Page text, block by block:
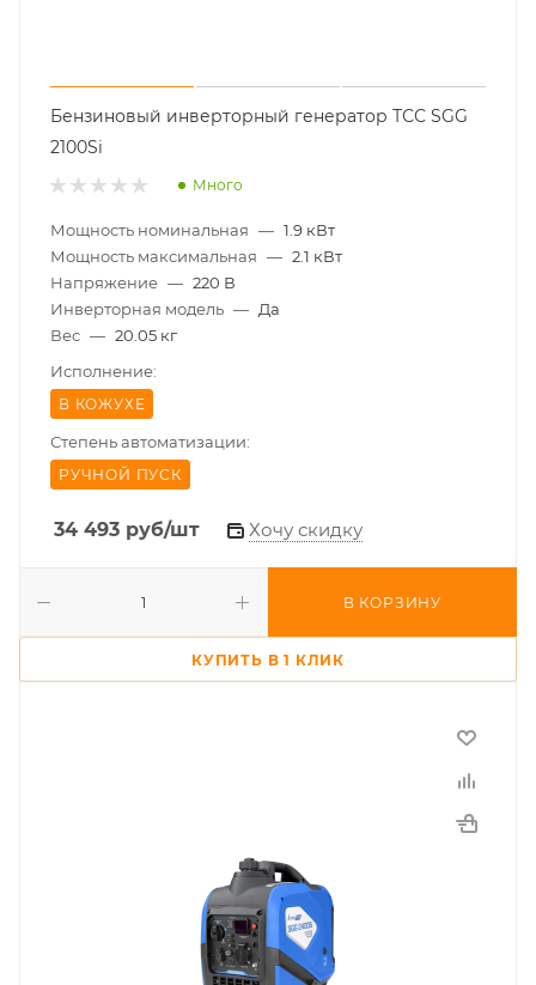
Бензиновый инверторный генератор ТСС SGG
2100Si
Много
Мощность номинальная — 1.9 кВт
Мощность максимальная — 2.1 кВт
Напряжение — 220 В
Инверторная модель — Да
Вес — 20.05 кг
Исполнение:
В КОЖУХЕ
Степень автоматизации:
РУЧНОЙ ПУСК
34 493 руб/шт Хочу скидку
В КОРЗИНУ
КУПИТЬ В 1 КЛИК